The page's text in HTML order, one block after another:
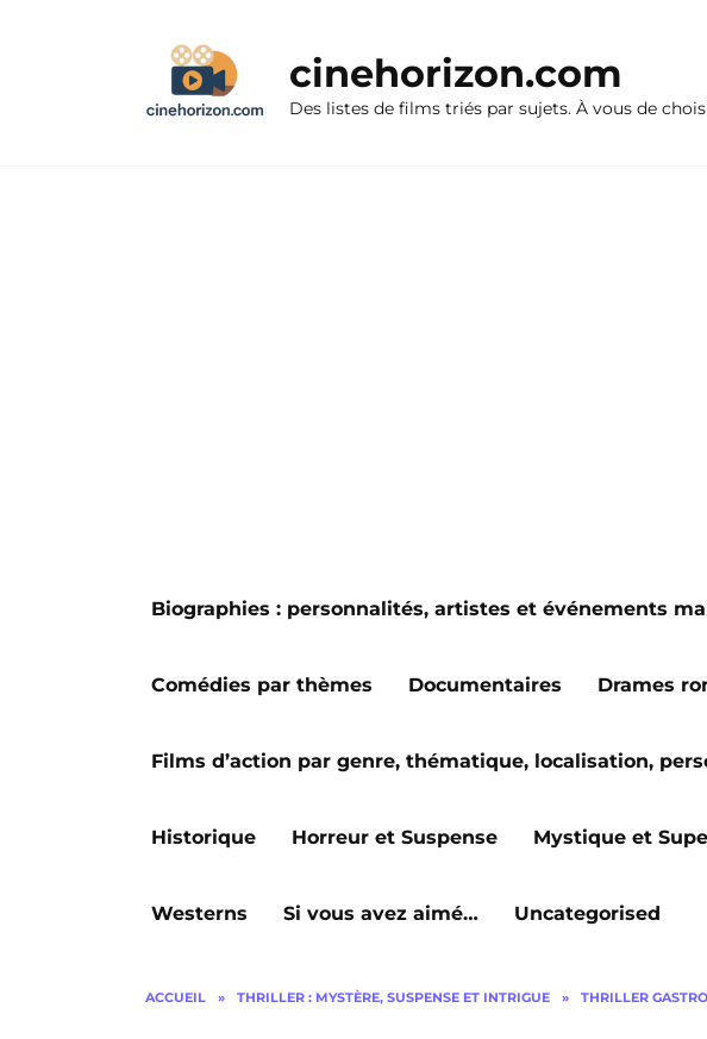
cinehorizon.com
Des listes de films triés par sujets. À vous de
Biographies : personnalités, artistes et événements
Comédies par thèmes Documentaires Drames
Films d’action par genre, thématique, localisation,
Historique Horreur et Suspense Mystique et
Westerns Si vous avez aimé… Uncategorised
ACCUEIL » THRILLER : MYSTÈRE, SUSPENSE ET INTRIGUE » THRILLER